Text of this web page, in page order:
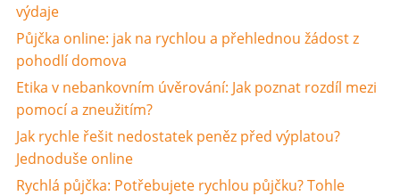
výdaje
Půjčka online: jak na rychlou a přehlednou žádost z
pohodlí domova
Etika v nebankovním úvěrování: Jak poznat rozdíl mezi
pomocí a zneužitím?
Jak rychle řešit nedostatek peněz před výplatou?
Jednoduše online
Rychlá půjčka: Potřebujete rychlou půjčku? Tohle